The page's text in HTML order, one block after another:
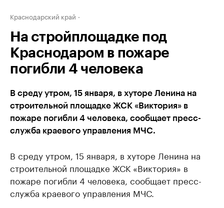
Краснодарский край
На стройплощадке под
Краснодаром в пожаре
погибли 4 человека
В среду утром, 15 января, в хуторе Ленина на
строительной площадке ЖСК «Виктория» в
пожаре погибли 4 человека, сообщает пресс-
служба краевого управления МЧС.
В среду утром, 15 января, в хуторе Ленина на
строительной площадке ЖСК «Виктория» в
пожаре погибли 4 человека, сообщает пресс-
служба краевого управления МЧС.